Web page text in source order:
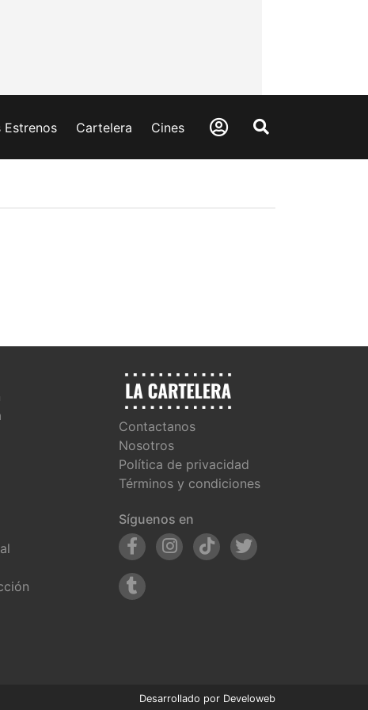
Estrenos Cartelera Cines
Contactanos
Nosotros
Política de privacidad
Términos y condiciones
Síguenos en
Desarrollado por Develoweb